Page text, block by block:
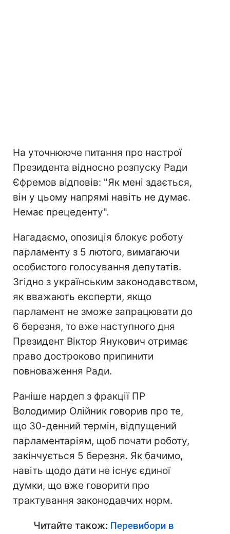
На уточнююче питання про настрої
Президента відносно розпуску Ради
Єфремов відповів: "Як мені здається,
він у цьому напрямі навіть не думає.
Немає прецеденту".
Нагадаємо, опозиція блокує роботу
парламенту з 5 лютого, вимагаючи
особистого голосування депутатів.
Згідно з українським законодавством,
як вважають експерти, якщо
парламент не зможе запрацювати до
6 березня, то вже наступного дня
Президент Віктор Янукович отримає
право достроково припинити
повноваження Ради.
Раніше нардеп з фракції ПР
Володимир Олійник говорив про те,
що 30-денний термін, відпущений
парламентаріям, щоб почати роботу,
закінчується 5 березня. Як бачимо,
навіть щодо дати не існує єдиної
думки, що вже говорити про
трактування законодавчих норм.
Читайте також: Перевибори в